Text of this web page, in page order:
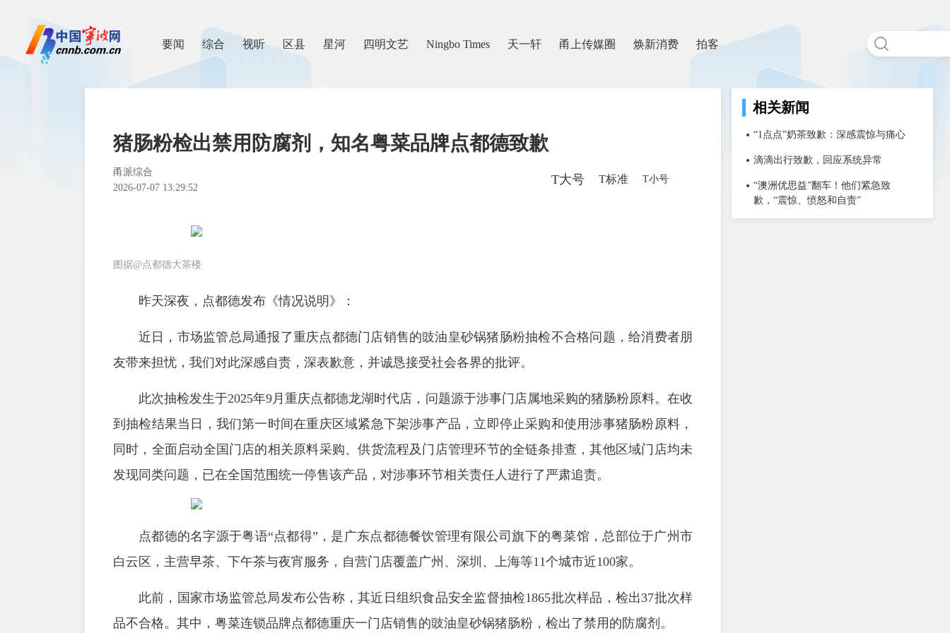
要闻 综合 视听 区县 星河 四明文艺 Ningbo Times 天一轩 甬上传媒圈 焕新消费 拍客
猪肠粉检出禁用防腐剂，知名粤菜品牌点都德致歉
甬派综合
2026-07-07 13:29:52
T大号 T标准 T小号
图据@点都德大茶楼
昨天深夜，点都德发布《情况说明》：
近日，市场监管总局通报了重庆点都德门店销售的豉油皇砂锅猪肠粉抽检不合格问题，给消费者朋
友带来担忧，我们对此深感自责，深表歉意，并诚恳接受社会各界的批评。
此次抽检发生于2025年9月重庆点都德龙湖时代店，问题源于涉事门店属地采购的猪肠粉原料。在收
到抽检结果当日，我们第一时间在重庆区域紧急下架涉事产品，立即停止采购和使用涉事猪肠粉原料，
同时，全面启动全国门店的相关原料采购、供货流程及门店管理环节的全链条排查，其他区域门店均未
发现同类问题，已在全国范围统一停售该产品，对涉事环节相关责任人进行了严肃追责。
点都德的名字源于粤语“点都得”，是广东点都德餐饮管理有限公司旗下的粤菜馆，总部位于广州市
白云区，主营早茶、下午茶与夜宵服务，自营门店覆盖广州、深圳、上海等11个城市近100家。
此前，国家市场监管总局发布公告称，其近日组织食品安全监督抽检1865批次样品，检出37批次样
品不合格。其中，粤菜连锁品牌点都德重庆一门店销售的豉油皇砂锅猪肠粉，检出了禁用的防腐剂。
相关新闻
“1点点”奶茶致歉：深感震惊与痛心
滴滴出行致歉，回应系统异常
“澳洲优思益”翻车！他们紧急致
歉，“震惊、愤怒和自责”